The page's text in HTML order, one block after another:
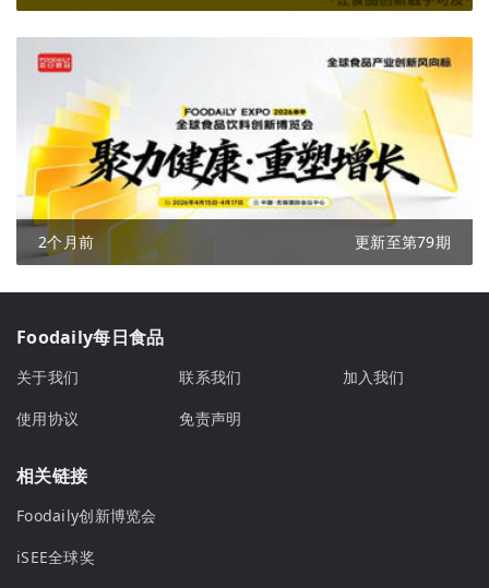
2个月前 更新至第79期
Foodaily每日食品
关于我们 联系我们
加入我们
使用协议
免责声明
相关链接
Foodaily创新博览会
iSEE全球奖